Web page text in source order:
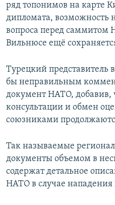
ряд топонимов на карте
дипломата, возможность
вопроса перед саммитом
Вильнюсе ещё
Турецкий представитель
бы неправильным
документ НАТО, добавив,
консультации и обмен
союзниками
Так называемые
документы объемом в
содержат детальное
НАТО в случае нападения